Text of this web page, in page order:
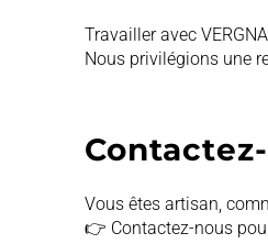
Travailler avec
Nous privilégions une
Vous êtes artisan,
👉 Contactez-nous